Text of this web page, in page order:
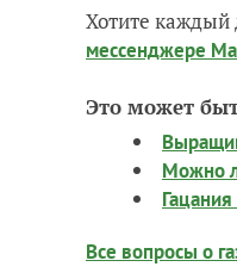
Хотите каждый
мессенджере
Это может
Можно
Все вопросы о